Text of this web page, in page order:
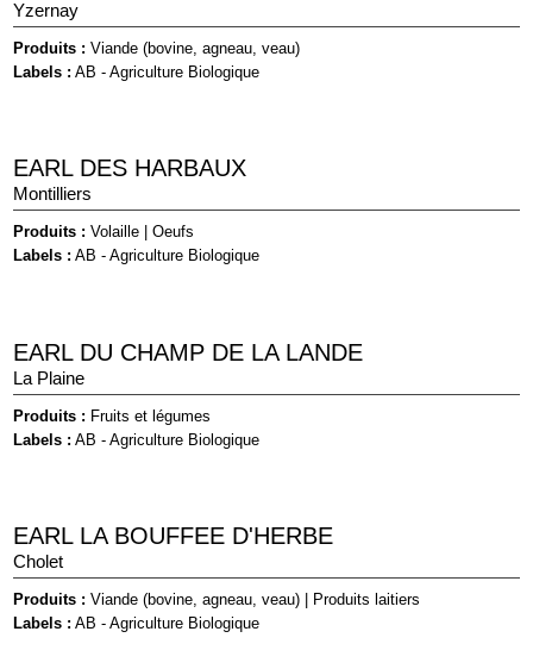
Yzernay
Produits : Viande (bovine, agneau, veau)
Labels : AB - Agriculture Biologique
EARL DES HARBAUX
Montilliers
Produits : Volaille |Oeufs
Labels : AB - Agriculture Biologique
EARL DU CHAMP DE LA LANDE
La Plaine
Produits : Fruits et légumes
Labels : AB - Agriculture Biologique
EARL LA BOUFFEE D'HERBE
Cholet
Produits : Viande (bovine, agneau, veau)
Produits laitiers
Labels : AB - Agriculture Biologique